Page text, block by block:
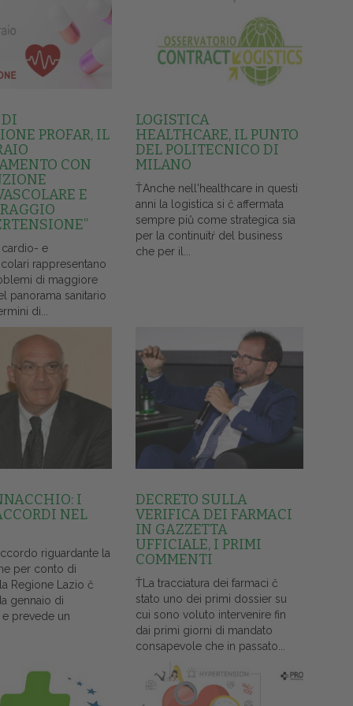
PROFAR, IL
CON
E
cardio- e
rappresentano
di maggiore
panorama sanitario
di...
LOGISTICA
HEALTHCARE, IL PUNTO
DEL POLITECNICO DI
MILANO
ŤAnche nell'healthcare in questi
anni la logistica si č affermata
sempre piů come strategica sia
per la continuitŕ del business
che per il...
I
NEL
riguardante la
per conto di
Regione Lazio č
gennaio di
prevede un
DECRETO SULLA
VERIFICA DEI FARMACI
IN GAZZETTA
UFFICIALE, I PRIMI
COMMENTI
ŤLa tracciatura dei farmaci č
stato uno dei primi dossier su
cui sono voluto intervenire fin
dai primi giorni di mandato
consapevole che in passato...